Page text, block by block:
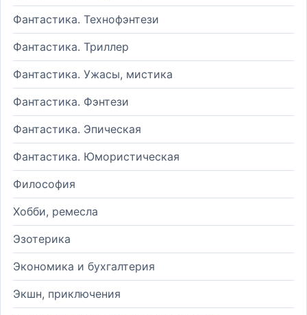
Фантастика. Технофэнтези
Фантастика. Триллер
Фантастика. Ужасы, мистика
Фантастика. Фэнтези
Фантастика. Эпическая
Фантастика. Юмористическая
Философия
Хобби, ремесла
Эзотерика
Экономика и бухгалтерия
Экшн, приключения